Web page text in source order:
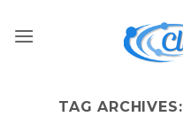
TAG ARCHIVES: